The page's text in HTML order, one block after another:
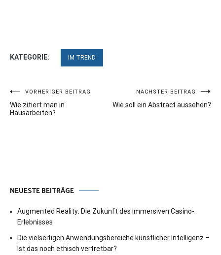
KATEGORIE: IM TREND
Beitragsnavigation
VORHERIGER BEITRAG
Wie zitiert man in
Hausarbeiten?
NÄCHSTER BEITRAG
Wie soll ein Abstract aussehen?
NEUESTE BEITRÄGE
Augmented Reality: Die Zukunft des immersiven Casino-
Erlebnisses
Die vielseitigen Anwendungsbereiche künstlicher Intelligenz –
Ist das noch ethisch vertretbar?